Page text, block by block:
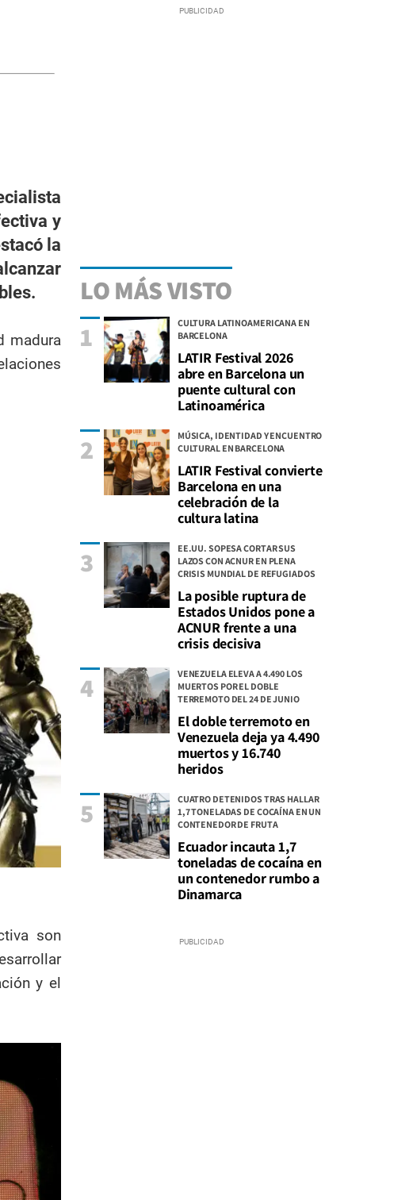
y
la
madura
son
y el
LO MÁS VISTO
CULTURA LATINOAMERICANA EN
BARCELONA
LATIR Festival 2026
abre en Barcelona un
puente cultural con
Latinoamérica
1
MÚSICA, IDENTIDAD Y ENCUENTRO
CULTURAL EN BARCELONA
LATIR Festival convierte
Barcelona en una
celebración de la
cultura latina
2
EE.UU. SOPESA CORTAR SUS
LAZOS CON ACNUR EN PLENA
CRISIS MUNDIAL DE REFUGIADOS
La posible ruptura de
Estados Unidos pone a
ACNUR frente a una
crisis decisiva
3
VENEZUELA ELEVA A 4.490 LOS
MUERTOS POR EL DOBLE
TERREMOTO DEL 24 DE JUNIO
El doble terremoto en
Venezuela deja ya 4.490
muertos y 16.740
heridos
4
CUATRO DETENIDOS TRAS HALLAR
1,7 TONELADAS DE COCAÍNA EN UN
CONTENEDOR DE FRUTA
Ecuador incauta 1,7
toneladas de cocaína en
un contenedor rumbo a
Dinamarca
5